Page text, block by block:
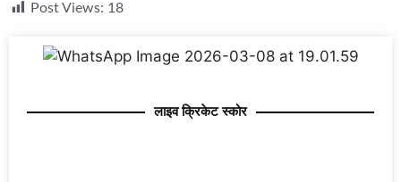
Post Views: 18
लाइव क्रिकेट स्कोर